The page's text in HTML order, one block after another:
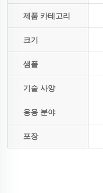
제품 카테고리
크기
샘플
기술 사양
응용 분야
포장